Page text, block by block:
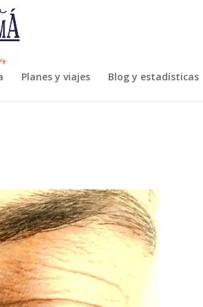
Planes y viajes Blog y estadísticas